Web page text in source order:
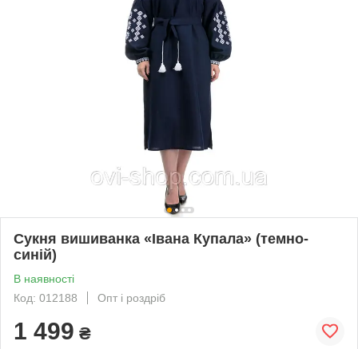
Сукня вишиванка «Івана Купала» (темно-
синій)
В наявності
Код: 012188
Опт і роздріб
1 499 ₴